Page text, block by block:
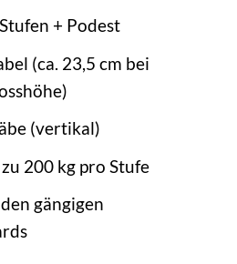
+ Podest
(ca. 23,5 cm bei
(vertikal)
zu 200 kg pro Stufe
gängigen